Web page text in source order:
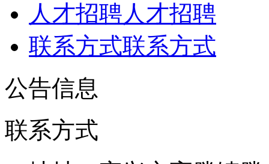
人才招聘人才招聘
联系方式联系方式
公告信息
联系方式